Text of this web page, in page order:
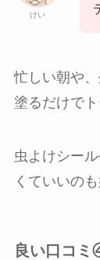
けい
忙しい朝や
塗るだけで
虫よけシー
くていいの
良い口コ